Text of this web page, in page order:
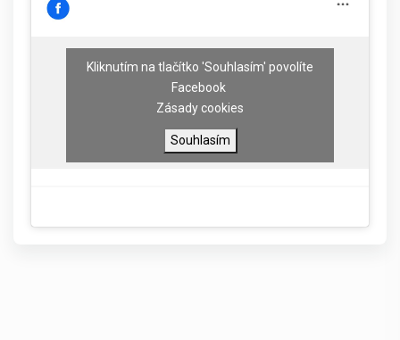
Kliknutím na tlačítko 'Souhlasím' povolíte
Facebook
Zásady cookies
Souhlasím